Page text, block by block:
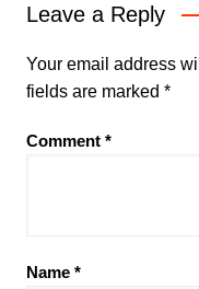
Leave a Reply
Your email address
fields are marked *
Comment *
Name *